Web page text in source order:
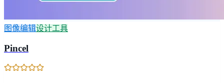
图像编辑设计工具
Pincel